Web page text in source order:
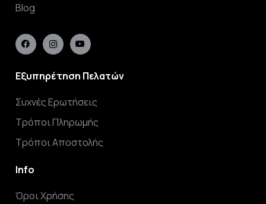
Blog
Εξυπηρέτηση Πελατών
Συχνές Ερωτήσεις
Τρόποι Πληρωμής
Τρόποι Αποστολής
Info
Όροι Χρήσης